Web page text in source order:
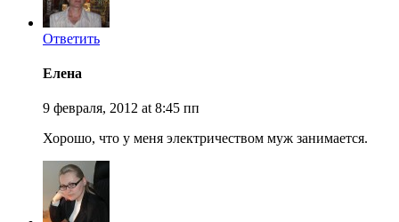
Ответить
Елена
9 февраля, 2012 at 8:45 пп
Хорошо, что у меня электричеством муж занимается.